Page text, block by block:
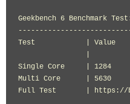
Geekbench 6 Benchmark
Test
Single
Multi Core
Full Test       | https://